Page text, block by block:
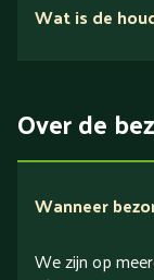
Verlaagd in
Verlaagd in
Wat is de
Over de
Wanneer
We zijn op